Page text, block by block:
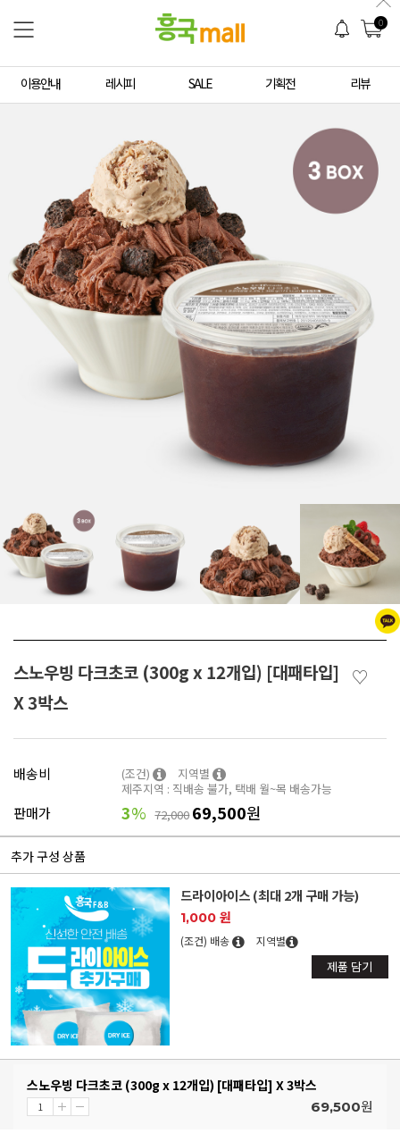
0
이용안내 레시피 SALE 기획전 리뷰
스노우빙 다크초코 (300g x 12개입) [대패타입]
X 3박스
♡
배송비 (조건)
지역별
제주지역 : 직배송 불가, 택배 월~목 배송가능
판매가 3% 72,00069,500원
추가 구성 상품
드라이아이스 (최대 2개 구매 가능)
1,000 원
(조건) 배송 지역별
제품 담기
스노우빙 다크초코 (300g x 12개입) [대패타입] X 3박스
69,500원